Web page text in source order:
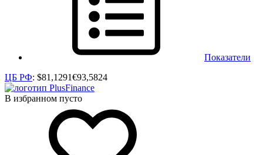
Показатели
ЦБ РФ: $81,1291€93,5824
В избранном пусто